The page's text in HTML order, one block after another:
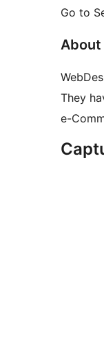
Go to
About
They
e-